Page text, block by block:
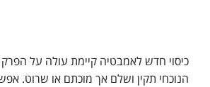
כיסוי חדש לאמבטיה קיימת עולה על
הנוכחי תקין ושלם אך מוכתם או שרוט.